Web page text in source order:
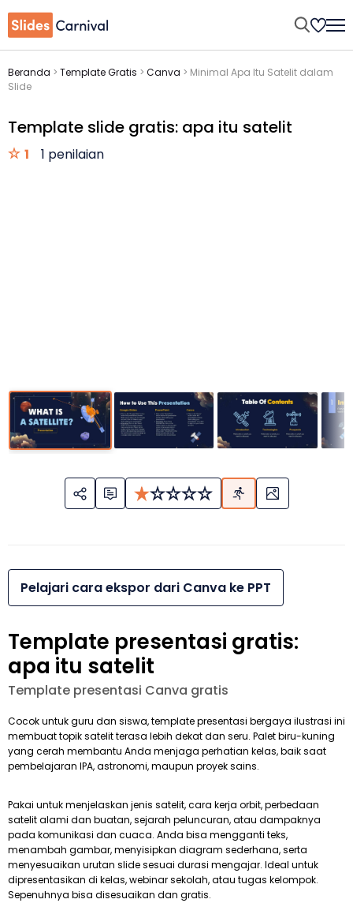
Beranda > Template Gratis > Canva > Minimal Apa Itu Satelit dalam
Slide
Template slide gratis: apa itu satelit
1 1 penilaian
Pelajari cara ekspor dari Canva ke PPT
Template presentasi gratis:
apa itu satelit
Template presentasi Canva gratis
Cocok untuk guru dan siswa, template presentasi bergaya ilustrasi ini
membuat topik satelit terasa lebih dekat dan seru. Palet biru-kuning
yang cerah membantu Anda menjaga perhatian kelas, baik saat
pembelajaran IPA, astronomi, maupun proyek sains.
Pakai untuk menjelaskan jenis satelit, cara kerja orbit, perbedaan
satelit alami dan buatan, sejarah peluncuran, atau dampaknya
pada komunikasi dan cuaca. Anda bisa mengganti teks,
menambah gambar, menyisipkan diagram sederhana, serta
menyesuaikan urutan slide sesuai durasi mengajar. Ideal untuk
dipresentasikan di kelas, webinar sekolah, atau tugas kelompok.
Sepenuhnya bisa disesuaikan dan gratis.